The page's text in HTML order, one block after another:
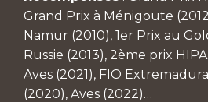
Grand Prix à Ménigoute
Namur (2010), 1er Prix au
Russie (2013), 2ème prix
Aves (2021), FIO
(2020), Aves (2022)…